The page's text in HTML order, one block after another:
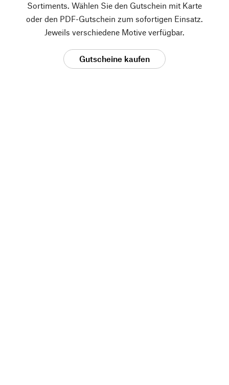
Sortiments. Wählen Sie den Gutschein mit Karte
oder den PDF-Gutschein zum sofortigen Einsatz.
Jeweils verschiedene Motive verfügbar.
Gutscheine kaufen